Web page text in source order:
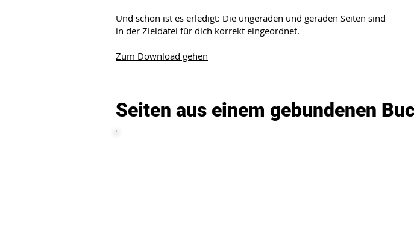
Und schon ist es erledigt: Die ungeraden und geraden Seiten sind
in der Zieldatei für dich korrekt eingeordnet.
Zum Download gehen
Seiten aus einem gebundenen